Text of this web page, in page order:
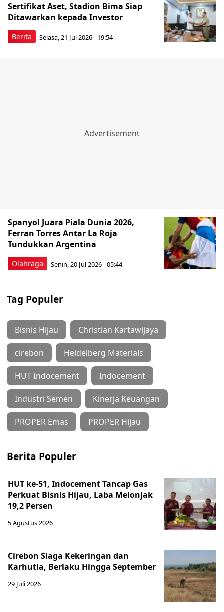
Berita
Sertifikat Aset, Stadion Bima Siap
Ditawarkan kepada Investor
Selasa, 21 Jul 2026 - 19:54
Olahraga
Spanyol Juara Piala Dunia 2026,
Ferran Torres Antar La Roja
Tundukkan Argentina
Senin, 20 Jul 2026 - 05:44
Tag Populer
Bisnis Hijau Christian Kartawijaya
cirebon Heidelberg Materials
HUT Indocement Indocement
Industri Semen Kinerja Keuangan
PROPER Emas PROPER Hijau
Berita Populer
HUT ke-51, Indocement Tancap Gas
Perkuat Bisnis Hijau, Laba Melonjak
19,2 Persen
5 Agustus 2026
Cirebon Siaga Kekeringan dan
Karhutla, Berlaku Hingga September
29 Juli 2026